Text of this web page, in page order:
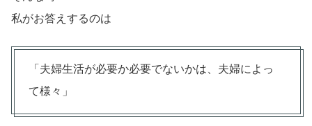
私がお答えするのは
「夫婦生活が必要か必要でないかは、夫婦によっ
て様々」